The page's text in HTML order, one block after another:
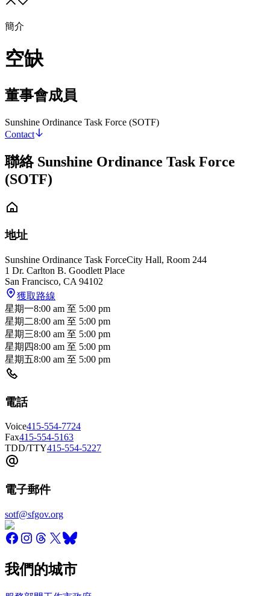
簡介
空缺
董事會成員
Sunshine Ordinance Task Force (SOTF)
Contact
聯絡 Sunshine Ordinance Task Force
(SOTF)
地址
Sunshine Ordinance Task ForceCity Hall, Room 244
1 Dr. Carlton B. Goodlett Place
San Francisco, CA 94102
獲取路線
星期一8:00 am 至 5:00 pm
星期二8:00 am 至 5:00 pm
星期三8:00 am 至 5:00 pm
星期四8:00 am 至 5:00 pm
星期五8:00 am 至 5:00 pm
電話
Voice415-554-7724
Fax415-554-5163
TDD/TTY415-554-5227
電子郵件
sotf@sfgov.org
我們的城市